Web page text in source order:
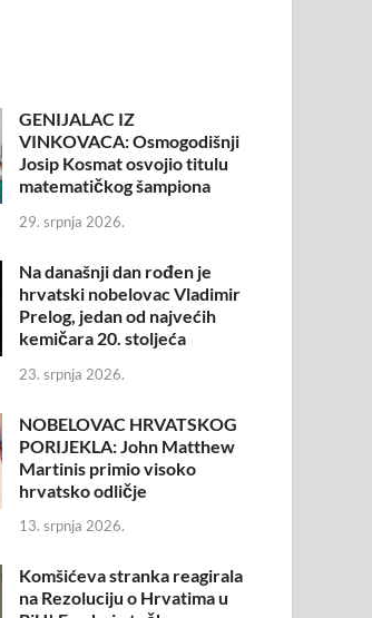
GENIJALAC IZ
VINKOVACA: Osmogodišnji
Josip Kosmat osvojio titulu
matematičkog šampiona
29. srpnja 2026.
Na današnji dan rođen je
hrvatski nobelovac Vladimir
Prelog, jedan od najvećih
kemičara 20. stoljeća
23. srpnja 2026.
NOBELOVAC HRVATSKOG
PORIJEKLA: John Matthew
Martinis primio visoko
hrvatsko odličje
13. srpnja 2026.
Komšićeva stranka reagirala
na Rezoluciju o Hrvatima u